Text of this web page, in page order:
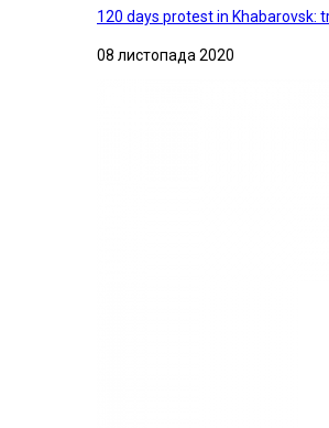
120 days protest in Khabarovsk:
08 листопада 2020